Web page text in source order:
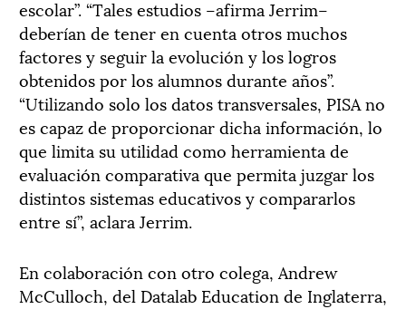
escolar”. “Tales estudios –afirma Jerrim–
deberían de tener en cuenta otros muchos
factores y seguir la evolución y los logros
obtenidos por los alumnos durante años”.
“Utilizando solo los datos transversales, PISA no
es capaz de proporcionar dicha información, lo
que limita su utilidad como herramienta de
evaluación comparativa que permita juzgar los
distintos sistemas educativos y compararlos
entre sí”, aclara Jerrim.
En colaboración con otro colega, Andrew
McCulloch, del Datalab Education de Inglaterra,